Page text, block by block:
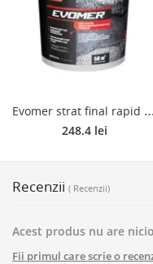
E
vomer strat final rapid Tytan, negru, pensulabil, 18 kg
248.4 lei
Recenzii ( Recenzii)
Acest produs nu are
Fii primul care scrie o